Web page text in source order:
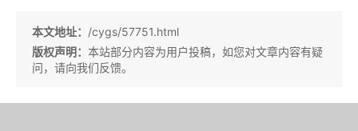
本文地址： /cygs/57751.html
版权声明： 本站部分内容为用户投稿，如您对文章内容有疑
问，请向我们反馈。